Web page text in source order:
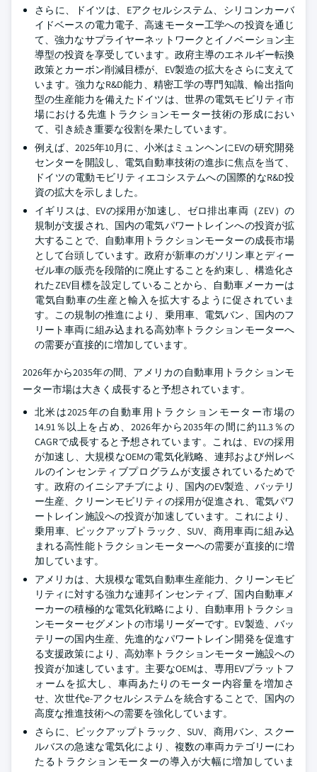
さらに、ドイツは、Eアクセルシステム、シリコンカーバ
イドベースの電力電子、高速モーター工学への投資を通じ
て、強力なサプライヤーネットワークとイノベーション主
導型の投資を享受しています。政府主導のエネルギー転換
政策とカーボン削減目標が、EV製造の拡大をさらに支えて
います。強力なR&D能力、精密工学の専門知識、輸出指向
型の生産能力を備えたドイツは、世界の電気モビリティ市
場における先進トラクションモーター技術の形成におい
て、引き続き重要な役割を果たしています。
例えば、2025年10月に、小米はミュンヘンにEVの研究開発
センターを開設し、電気自動車技術の進歩に焦点を当て、
ドイツの電動モビリティエコシステムへの国際的なR&D投
資の拡大を示しました。
イギリスは、EVの採用が加速し、ゼロ排出車両（ZEV）の
規制が支援され、国内の電気パワートレインへの投資が拡
大することで、自動車用トラクションモーターの成長市場
として台頭しています。政府が新車のガソリン車とディー
ゼル車の販売を段階的に廃止することを約束し、構造化さ
れたZEV目標を設定していることから、自動車メーカーは
電気自動車の生産と輸入を拡大するように促されていま
す。この規制の推進により、乗用車、電気バン、国内のフ
リート車両に組み込まれる高効率トラクションモーターへ
の需要が直接的に増加しています。
2026年から2035年の間、アメリカの自動車用トラクションモ
ーター市場は大きく成長すると予想されています。
北米は2025年の自動車用トラクションモーター市場の
14.91％以上を占め、2026年から2035年の間に約11.3％の
CAGRで成長すると予想されています。これは、EVの採用
が加速し、大規模なOEMの電気化戦略、連邦および州レベ
ルのインセンティブプログラムが支援されているためで
す。政府のイニシアチブにより、国内のEV製造、バッテリ
ー生産、クリーンモビリティの採用が促進され、電気パワ
ートレイン施設への投資が加速しています。これにより、
乗用車、ピックアップトラック、SUV、商用車両に組み込
まれる高性能トラクションモーターへの需要が直接的に増
加しています。
アメリカは、大規模な電気自動車生産能力、クリーンモビ
リティに対する強力な連邦インセンティブ、国内自動車メ
ーカーの積極的な電気化戦略により、自動車用トラクショ
ンモーターセグメントの市場リーダーです。EV製造、バッ
テリーの国内生産、先進的なパワートレイン開発を促進す
る支援政策により、高効率トラクションモーター施設への
投資が加速しています。主要なOEMは、専用EVプラットフ
ォームを拡大し、車両あたりのモーター内容量を増加さ
せ、次世代e-アクセルシステムを統合することで、国内の
高度な推進技術への需要を強化しています。
さらに、ピックアップトラック、SUV、商用バン、スクー
ルバスの急速な電気化により、複数の車両カテゴリーにわ
たるトラクションモーターの導入が大幅に増加していま